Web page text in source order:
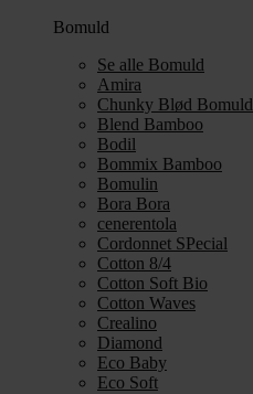
Bomuld
Se alle Bomuld
Amira
Chunky Blød Bomuld
Blend Bamboo
Bodil
Bommix Bamboo
Bomulin
Bora Bora
cenerentola
Cordonnet SPecial
Cotton 8/4
Cotton Soft Bio
Cotton Waves
Crealino
Diamond
Eco Baby
Eco Soft